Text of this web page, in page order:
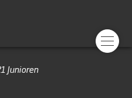
Junioren